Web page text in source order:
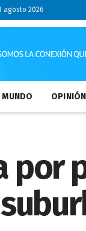
agosto 2026
MUNDO OPINIÓN
por